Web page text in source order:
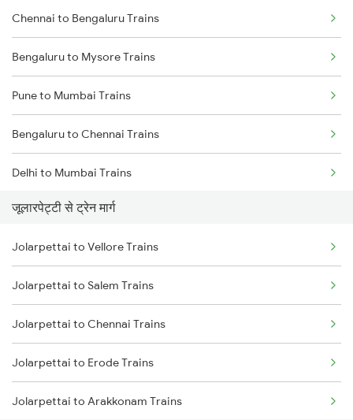
Chennai to Bengaluru Trains
Bengaluru to Mysore Trains
Pune to Mumbai Trains
Bengaluru to Chennai Trains
Delhi to Mumbai Trains
Mumbai to Pune Trains
Delhi to Jammu Trains
Mumbai to Delhi Trains
Mumbai to Goa Trains
Chennai to Coimbatore Trains
जूलारपेट्टी से ट्रेन मार्ग
Jolarpettai to Vellore Trains
Jolarpettai to Salem Trains
Jolarpettai to Chennai Trains
Jolarpettai to Erode Trains
Jolarpettai to Arakkonam Trains